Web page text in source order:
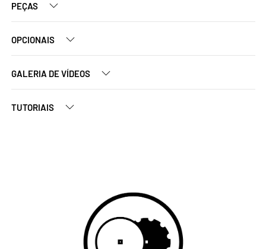
PEÇAS
OPCIONAIS
GALERIA DE VÍDEOS
TUTORIAIS